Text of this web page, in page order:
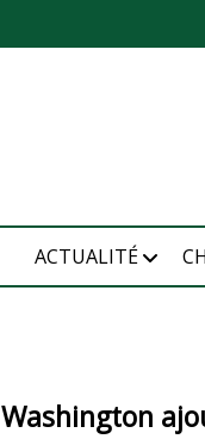
ACTUALITÉ
Washington